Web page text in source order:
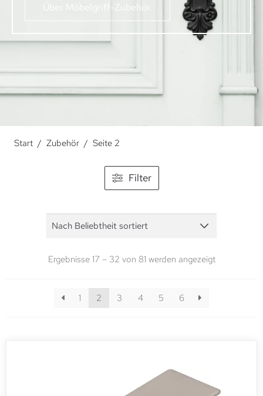
Über Möbelgriff-Zubehör.
Start / Zubehör / Seite 2
Filter
Ergebnisse 17 – 32 von 81 werden angezeigt
1 2 3 4 5 6